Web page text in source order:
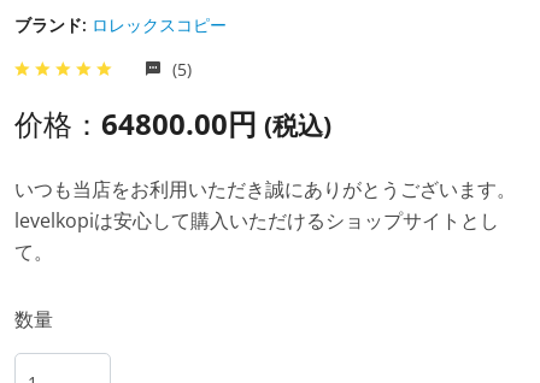
ブランド: ロレックスコピー
(5)
价格： 64800.00円 (税込)
いつも当店をお利用いただき誠にありがとうございます。
levelkopiは安心して購入いただけるショップサイトとし
て。
数量